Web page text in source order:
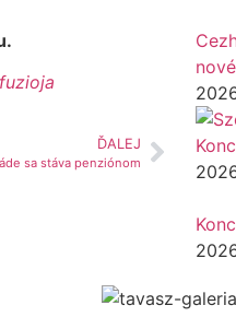
ĎALEJ
sa stáva penziónom